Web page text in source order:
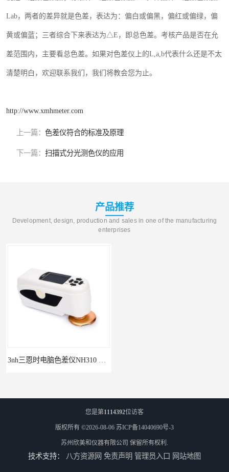
Lab，两者的差异就是色差，表达为：偏白或偏黑，偏红或偏绿，偏
黄或偏蓝；三者综合下来表达为△E ，即总色差。考核产品是否在允
差范围内，主要看总色差。如果对色差仪上的L,a,b代表什么还是不太
清楚明白，欢迎联系我们，我们将教会您为止。
http://www.xmhmeter.com
上一篇： 色差仪符合的标准及原理
下一篇： 扫描式分光测色仪的应用
产品推荐
Development, design, production and sales in one of the manufacturing
enterprises
您是第1114392位访客
版权所有 ©2026-08-06 苏ICP备14040690号-3
苏州欣美和仪器有限公司 保留所有权利.
技术支持： 八方资源网 免责声明 管理员入口 网站地图